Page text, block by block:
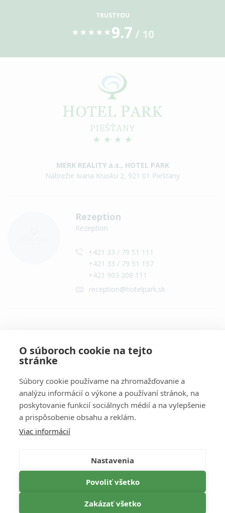
TRUSTYOU
★ ★ ★ ★ ★ 9.7 / 10
MERK REALITY a.s., HOTEL PARK
Nábrežie Ivana Krasku 2, 921 01 Piešťany
Rezeption
Rezeption
+421 33 / 79 51 111
+421 33 / 79 51 157
+421 903 208 111
reception@hotelpark.sk
Kontakt
Information
DATENSCHUTZ
O súboroch cookie na tejto
stránke
Súbory cookie používame na zhromažďovanie a
analýzu informácií o výkone a používaní stránok, na
poskytovanie funkcií sociálnych médií a na vylepšenie
a prispôsobenie obsahu a reklám.
Viac informácií
Nastavenia
Povoliť všetko
Zakázať všetko